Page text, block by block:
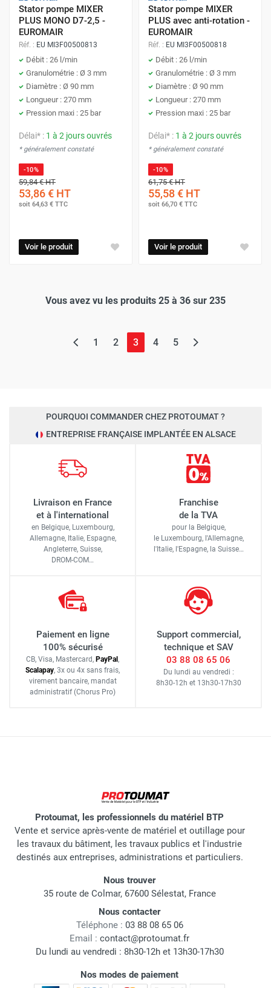
Stator pompe MIXER
PLUS MONO D7-2,5 -
EUROMAIR
Réf. : EU MI3F00500813
Débit : 26 l/min
Granulométrie : Ø 3 mm
Diamètre : Ø 90 mm
Longueur : 270 mm
Pression maxi : 25 bar
Délai* : 1 à 2 jours ouvrés
* généralement constaté
-10%
59,84 €HT
53,86 € HT
soit 64,63 € TTC
Voir le produit
Stator pompe MIXER
PLUS avec anti-rotation -
EUROMAIR
Réf. : EU MI3F00500818
Débit : 26 l/min
Granulométrie : Ø 3 mm
Diamètre : Ø 90 mm
Longueur : 270 mm
Pression maxi : 25 bar
Délai* : 1 à 2 jours ouvrés
* généralement constaté
-10%
61,75 €HT
55,58 € HT
soit 66,70 € TTC
Voir le produit
Vous avez vu les produits 25 à 36 sur 235
1 2 3(page actuelle)
4 5
POURQUOI COMMANDER CHEZ PROTOUMAT ?
ENTREPRISE FRANÇAISE IMPLANTÉE EN ALSACE
Livraison en France
et à l'international
en Belgique, Luxembourg,
Allemagne, Italie, Espagne,
Angleterre, Suisse,
DROM-COM…
Franchise
de la TVA
pour la Belgique,
le Luxembourg, l'Allemagne,
l'Italie, l'Espagne, la Suisse…
Paiement en ligne
100% sécurisé
CB, Visa, Mastercard, PayPal ,
Scalapay, 3x ou 4x sans frais,
virement bancaire, mandat
administratif (Chorus Pro)
Support commercial,
technique et SAV
03 88 08 65 06
Du lundi au vendredi :
8h30-12h et 13h30-17h30
Protoumat, les professionnels du matériel BTP
Vente et service après-vente de matériel et outillage pour
les travaux du bâtiment, les travaux publics et l'industrie
destinés aux entreprises, administrations et particuliers.
Nous trouver
35 route de Colmar, 67600 Sélestat, France
Nous contacter
Téléphone : 03 88 08 65 06
Email : contact@protoumat.fr
Du lundi au vendredi : 8h30-12h et 13h30-17h30
Nos modes de paiement